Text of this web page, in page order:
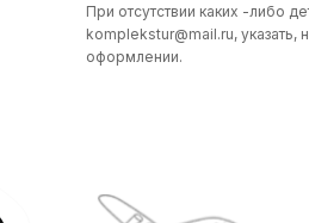
При отсутствии каких -либо
komplekstur@mail.ru,
оформлении.